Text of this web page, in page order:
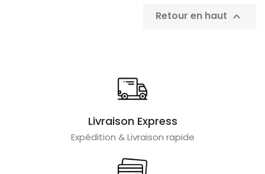
Retour en haut 
Livraison Express
Expédition & Livraison rapide